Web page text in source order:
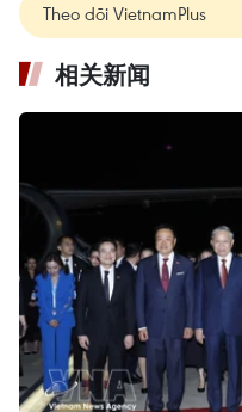
Theo dõi VietnamPlus
相关新闻